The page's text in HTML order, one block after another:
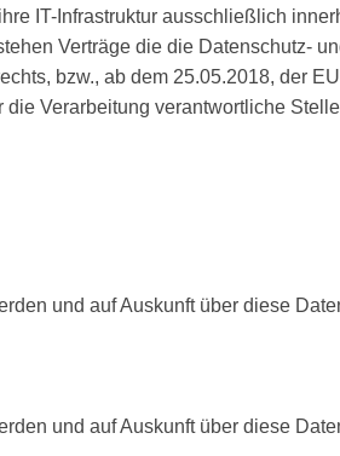
IT-Infrastruktur ausschließlich
Verträge die die Datenschutz-
bzw., ab dem 25.05.2018, der
Verarbeitung verantwortliche
und auf Auskunft über diese
und auf Auskunft über diese